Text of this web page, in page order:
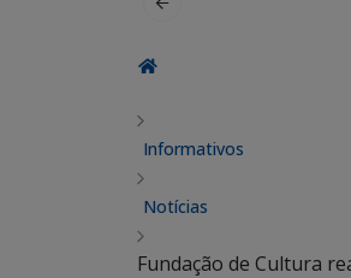
Informativos
Notícias
Fundação de Cultura